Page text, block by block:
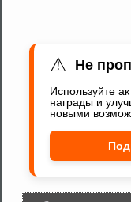
⚠ Не
Используйте
награды и
новыми